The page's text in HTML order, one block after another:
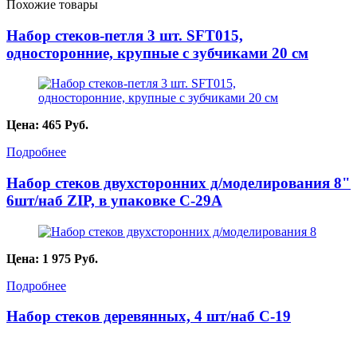
Похожие товары
Набор стеков-петля 3 шт. SFT015,
односторонние, крупные с зубчиками 20 см
Цена: 465 Руб.
Подробнее
Набор стеков двухсторонних д/моделирования 8"
6шт/наб ZIP, в упаковке C-29A
Цена: 1 975 Руб.
Подробнее
Набор стеков деревянных, 4 шт/наб С-19